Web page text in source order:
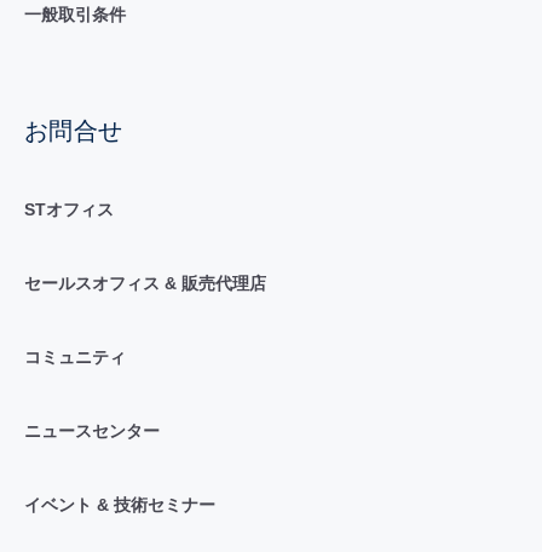
一般取引条件
お問合せ
STオフィス
セールスオフィス & 販売代理店
コミュニティ
ニュースセンター
イベント & 技術セミナー